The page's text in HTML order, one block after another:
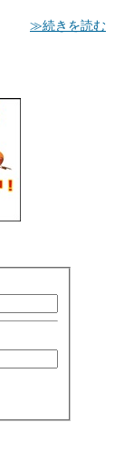
≫続きを読む